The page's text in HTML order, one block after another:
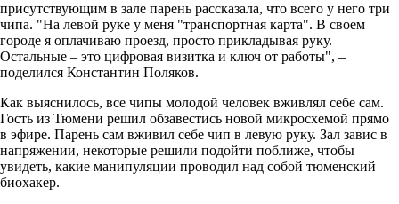
присутствующим в зале парень рассказала, что всего у него три
чипа. "На левой руке у меня "транспортная карта". В своем
городе я оплачиваю проезд, просто прикладывая руку.
Остальные – это цифровая визитка и ключ от работы", –
поделился Константин Поляков.
Как выяснилось, все чипы молодой человек вживлял себе сам.
Гость из Тюмени решил обзавестись новой микросхемой прямо
в эфире. Парень сам вживил себе чип в левую руку. Зал завис в
напряжении, некоторые решили подойти поближе, чтобы
увидеть, какие манипуляции проводил над собой тюменский
биохакер.